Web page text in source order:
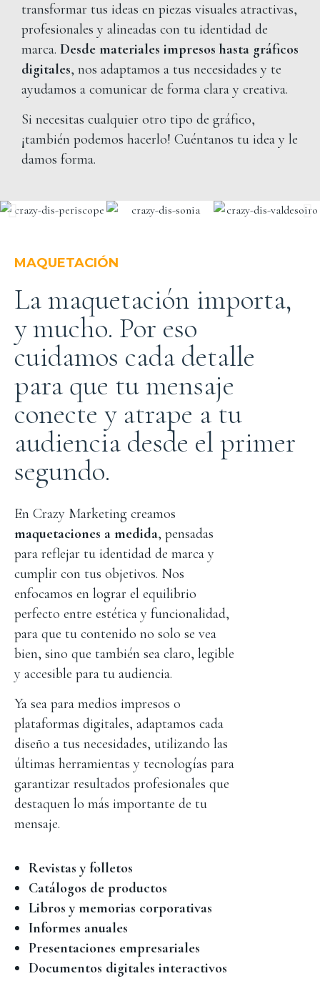
transformar tus ideas en piezas visuales atractivas,
profesionales y alineadas con tu identidad de
marca. Desde materiales impresos hasta gráficos
digitales, nos adaptamos a tus necesidades y te
ayudamos a comunicar de forma clara y creativa.
Si necesitas cualquier otro tipo de gráfico,
¡también podemos hacerlo! Cuéntanos tu idea y le
damos forma.
MAQUETACIÓN
La maquetación importa,
y mucho. Por eso
cuidamos cada detalle
para que tu mensaje
conecte y atrape a tu
audiencia desde el primer
segundo.
En Crazy Marketing creamos
maquetaciones a medida, pensadas
para reflejar tu identidad de marca y
cumplir con tus objetivos. Nos
enfocamos en lograr el equilibrio
perfecto entre estética y funcionalidad,
para que tu contenido no solo se vea
bien, sino que también sea claro, legible
y accesible para tu audiencia.
Ya sea para medios impresos o
plataformas digitales, adaptamos cada
diseño a tus necesidades, utilizando las
últimas herramientas y tecnologías para
garantizar resultados profesionales que
destaquen lo más importante de tu
mensaje.
Revistas y folletos
Catálogos de productos
Libros y memorias corporativas
Informes anuales
Presentaciones empresariales
Documentos digitales interactivos